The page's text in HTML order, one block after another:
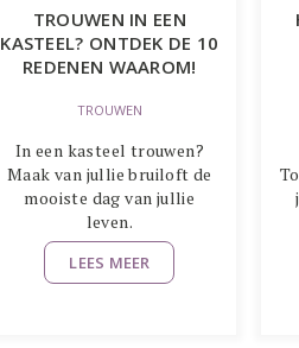
TROUWEN IN EEN
KASTEEL? ONTDEK DE 10
REDENEN WAAROM!
TROUWEN
In een kasteel trouwen?
Maak van jullie bruiloft de
mooiste dag van jullie
leven.
LEES MEER